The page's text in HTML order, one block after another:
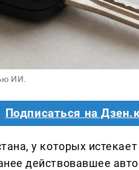
ИИ.
Подписаться на
у которых
действовавшее